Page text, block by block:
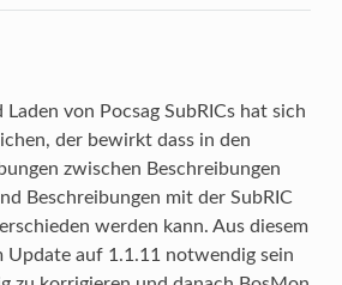
Laden von Pocsag SubRICs hat sich
der bewirkt dass in den
zwischen Beschreibungen
Beschreibungen mit der SubRIC
werden kann. Aus diesem
Update auf 1.1.11 notwendig sein